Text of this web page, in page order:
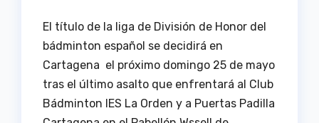
El título de la liga de División de Honor del
bádminton español se decidirá en
Cartagena el próximo domingo 25 de mayo
tras el último asalto que enfrentará al Club
Bádminton IES La Orden y a Puertas Padilla